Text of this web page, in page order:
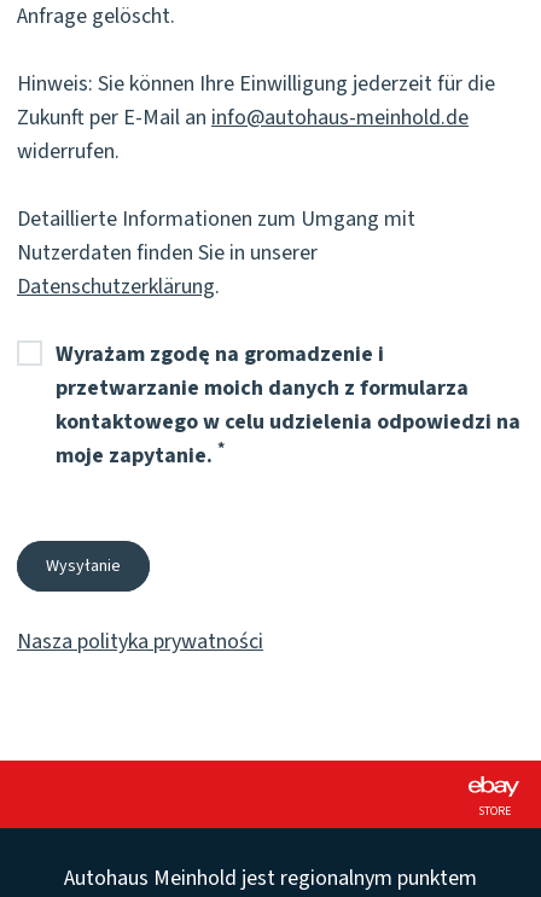
Anfrage gelöscht.
Hinweis: Sie können Ihre Einwilligung jederzeit für die
Zukunft per E-Mail an info@autohaus-meinhold.de
widerrufen.
Detaillierte Informationen zum Umgang mit
Nutzerdaten finden Sie in unserer
Datenschutzerklärung.
Wyrażam zgodę na gromadzenie i
przetwarzanie moich danych z formularza
kontaktowego w celu udzielenia odpowiedzi na
moje zapytanie. *
Pflichtfeld
Wysyłanie
Nasza polityka prywatności
STORE
Autohaus Meinhold jest regionalnym punktem